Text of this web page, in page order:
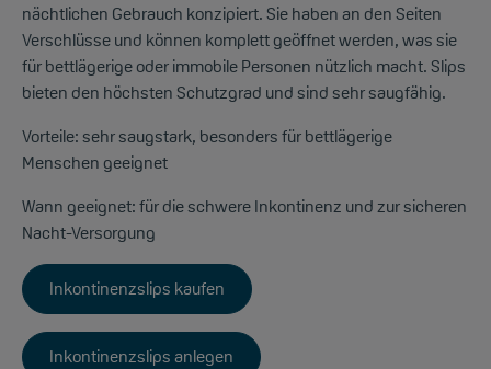
nächtlichen Gebrauch konzipiert. Sie haben an den Seiten
Verschlüsse und können komplett geöffnet werden, was sie
für bettlägerige oder immobile Personen nützlich macht. Slips
bieten den höchsten Schutzgrad und sind sehr saugfähig.
Vorteile:sehr saugstark, besonders für bettlägerige
Menschen geeignet
Wann geeignet:für die schwere Inkontinenz und zur sicheren
Nacht-Versorgung
Inkontinenzslips kaufen
Inkontinenzslips anlegen